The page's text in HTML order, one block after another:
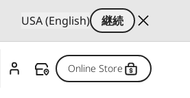
USA (English)
継続
Online Store